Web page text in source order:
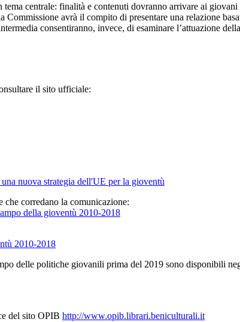
centrale: finalità e contenuti dovranno arrivare ai
avrà il compito di presentare una relazione
consentiranno, invece, di esaminare l’attuazione
il sito ufficiale:
nuova strategia dell'UE per la gioventù
corredano la comunicazione:
della gioventù 2010-2018
2010-2018
delle politiche giovanili prima del 2019 sono disponibili
del sito OPIB http://www.opib.librari.beniculturali.it